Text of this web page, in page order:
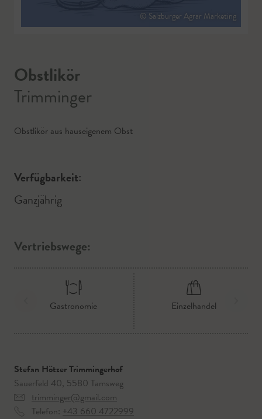
© Salzburger Agrar Marketing
Obstlikör
Trimminger
Obstlikör aus hauseigenem Obst
Verfügbarkeit:
Ganzjährig
Vertriebswege:
Gastronomie Einzelhandel
Stefan Hötzer Trimmingerhof
Sauerfeld 40, 5580 Tamsweg
trimminger@gmail.com
Telefon: +43 660 4722999